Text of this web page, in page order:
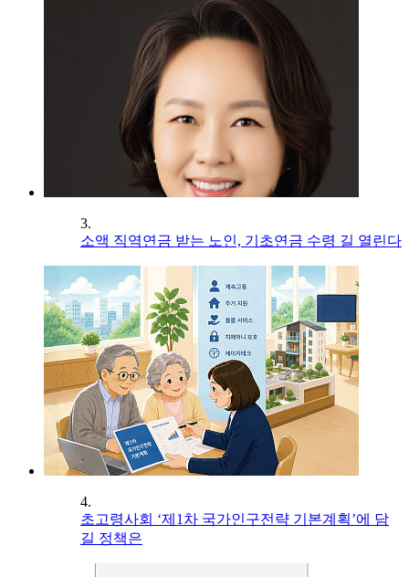
3.
소액 직역연금 받는 노인, 기초연금 수령 길 열린다
4.
초고령사회 ‘제1차 국가인구전략 기본계획’에 담
길 정책은